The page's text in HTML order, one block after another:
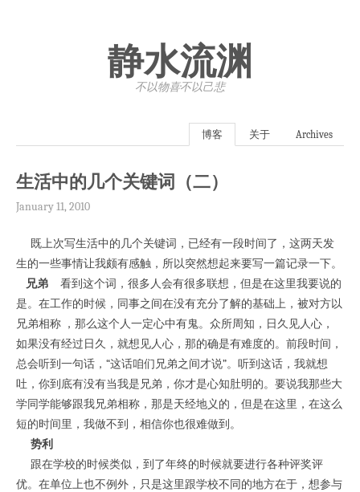
静水流渊
不以物喜·不以己悲
博客 关于 Archives
生活中的几个关键词（二）
January 11, 2010
既上次写生活中的几个关键词，已经有一段时间了，这两天发
生的一些事情让我颇有感触，所以突然想起来要写一篇记录一下。
兄弟 看到这个词，很多人会有很多联想，但是在这里我要说的
是。在工作的时候，同事之间在没有充分了解的基础上，被对方以
兄弟相称 ，那么这个人一定心中有鬼。众所周知，日久见人心，
如果没有经过日久，就想见人心，那的确是有难度的。前段时间，
总会听到一句话，“这话咱们兄弟之间才说”。听到这话，我就想
吐，你到底有没有当我是兄弟，你才是心知肚明的。要说我那些大
学同学能够跟我兄弟相称，那是天经地义的，但是在这里，在这么
短的时间里，我做不到，相信你也很难做到。
势利
跟在学校的时候类似，到了年终的时候就要进行各种评奖评
优。在单位上也不例外，只是这里跟学校不同的地方在于，想参与